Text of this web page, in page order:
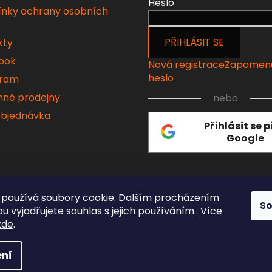
soubory cookie. Dalším procházením
vyjadřujete souhlas s jejich používáním.. Více
.
ochrany osobních
prodejny
Heslo
PŘIHLÁSIT SE
Nová registrace
heslo
nebo
Přihlásit se
Google